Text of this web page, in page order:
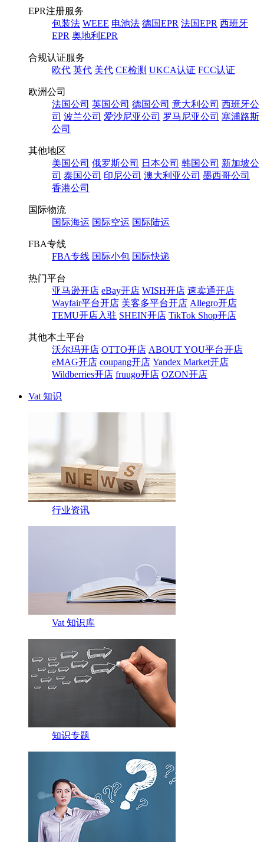
EPR注册服务
包装法 WEEE 电池法 德国EPR 法国EPR 西班牙
EPR 奥地利EPR
合规认证服务
欧代 英代 美代 CE检测 UKCA认证 FCC认证
欧洲公司
法国公司 英国公司 德国公司 意大利公司 西班牙公
司 波兰公司 爱沙尼亚公司 罗马尼亚公司 塞浦路斯
公司
其他地区
美国公司 俄罗斯公司 日本公司 韩国公司 新加坡公
司 泰国公司 印尼公司 澳大利亚公司 墨西哥公司
香港公司
国际物流
国际海运 国际空运 国际陆运
FBA专线
FBA专线 国际小包 国际快递
热门平台
亚马逊开店 eBay开店 WISH开店 速卖通开店
Wayfair平台开店 美客多平台开店 Allegro开店
TEMU开店入驻 SHEIN开店 TikTok Shop开店
其他本土平台
沃尔玛开店 OTTO开店 ABOUT YOU平台开店
eMAG开店 coupang开店 Yandex Market开店
Wildberries开店 fruugo开店 OZON开店
Vat 知识
行业资讯
Vat 知识库
知识专题